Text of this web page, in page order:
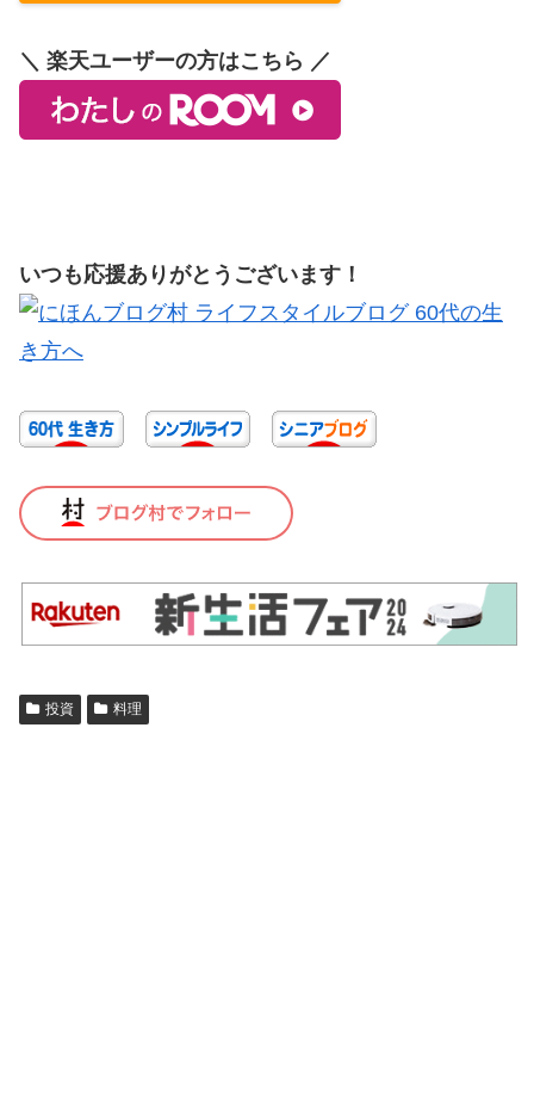
＼ 楽天ユーザーの方はこちら ／
いつも応援ありがとうございます！
投資 料理